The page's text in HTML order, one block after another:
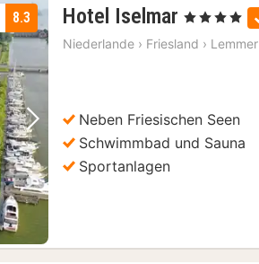
Nächstes Bild
8.3 Hotel Iselmar 2
Nächte
ab
, 4 Sterne
Niederlande › Friesland › Lemmer
Neben Friesischen Seen
Schwimmbad und Sauna
Sportanlagen